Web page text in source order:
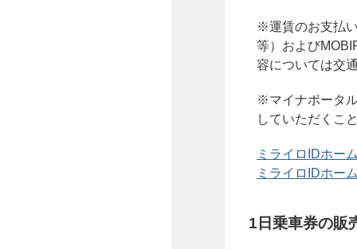
※運賃のお支払
等）および
容については交
※マイナポータ
していただくこ
ミライロIDホー
ミライロIDホー
1日乗車券の販